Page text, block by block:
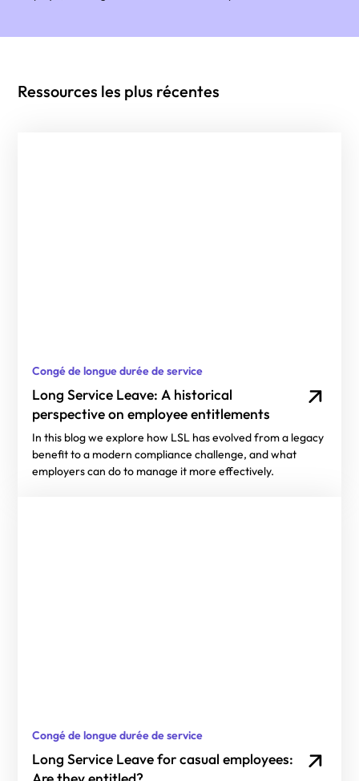
Ressources les plus récentes
Congé de longue durée de service
Long Service Leave: A historical
perspective on employee entitlements
In this blog we explore how LSL has evolved from a legacy
benefit to a modern compliance challenge, and what
employers can do to manage it more effectively.
Congé de longue durée de service
Long Service Leave for casual employees: